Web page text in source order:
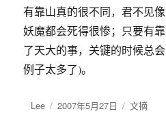
有靠山真的很不同，君不见
妖魔都会死得很惨；只要有
了天大的事，关键的时候总
例子太多了)。
作
Lee
发
2007年5月27日
分
文摘